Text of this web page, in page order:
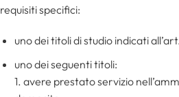
requisiti specifici:
uno dei titoli di studio indicati
uno dei seguenti titoli:
1. avere prestato servizio